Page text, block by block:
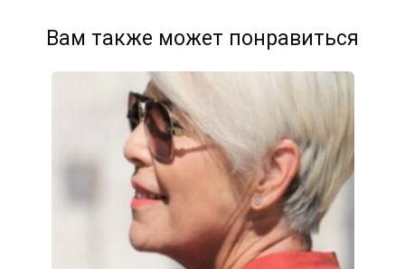
Вам также может понравиться